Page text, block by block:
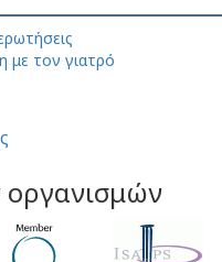
με τον γιατρό